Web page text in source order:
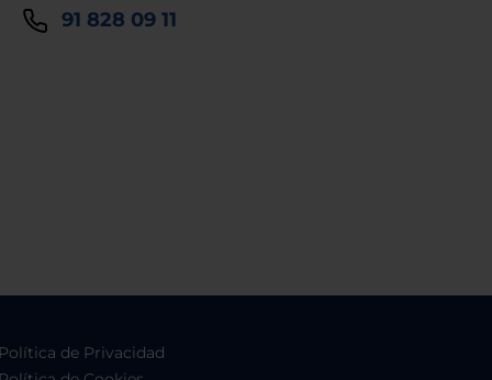
91 828 09 11
Política de Privacidad